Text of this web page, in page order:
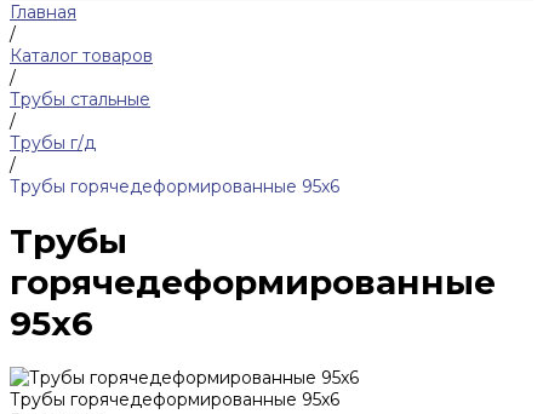
Главная
/
Каталог товаров
/
Трубы стальные
/
Трубы г/д
/
Трубы горячедеформированные 95x6
Трубы
горячедеформированные
95x6
Трубы горячедеформированные 95x6